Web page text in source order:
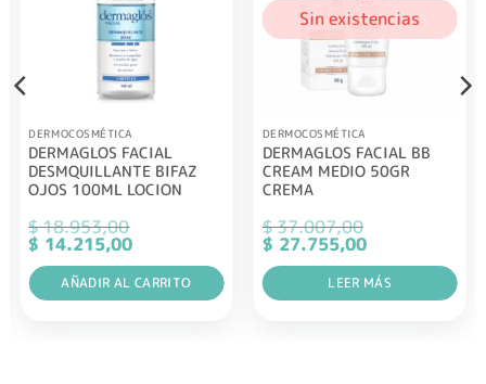
DERMOCOSMÉTICA
DERMAGLOS FACIAL
DESMQUILLANTE BIFAZ
OJOS 100ML LOCION
$18.953,00
El
precio
original
era:
$ 18.953,00.
$ 14.215,00El
precio
actual
es:
$ 14.215,00.
AÑADIR AL CARRITO
Sin existencias
DERMOCOSMÉTICA
DERMAGLOS FACIAL BB
CREAM MEDIO 50GR
CREMA
$37.007,00
El
precio
original
era:
$ 37.007,00.
$ 27.755,00El
precio
actual
es:
$ 27.755,00.
LEER MÁS